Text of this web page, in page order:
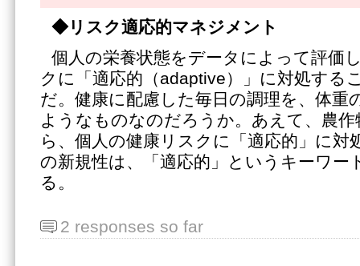
◆リスク適応的マネジメント
個人の栄養状態をデータによって評価
クに「適応的（adaptive）」に対処する
だ。健康に配慮した毎日の調理を、体重
ようなものなのだろうか。あえて、農
ら、個人の健康リスクに「適応的」に対
の新規性は、「適応的」というキーワー
る。
2 responses so far